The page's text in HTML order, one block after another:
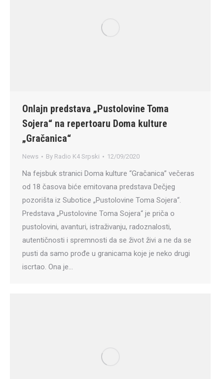
Onlajn predstava „Pustolovine Toma
Sojera“ na repertoaru Doma kulture
„Gračanica“
News By Radio K4 Srpski 12/09/2020
Na fejsbuk stranici Doma kulture “Gračanica” večeras
od 18 časova biće emitovana predstava Dečjeg
pozorišta iz Subotice „Pustolovine Toma Sojera“.
Predstava „Pustolovine Toma Sojera“ je priča o
pustolovini, avanturi, istraživanju, radoznalosti,
autentičnosti i spremnosti da se život živi a ne da se
pusti da samo prođe u granicama koje je neko drugi
iscrtao. Ona je…